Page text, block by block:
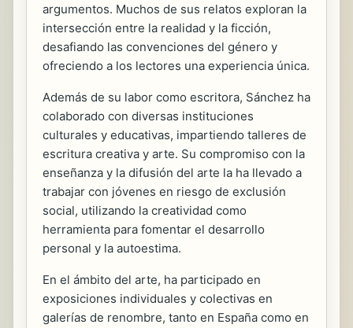
argumentos. Muchos de sus relatos exploran la
intersección entre la realidad y la ficción,
desafiando las convenciones del género y
ofreciendo a los lectores una experiencia única.
Además de su labor como escritora, Sánchez ha
colaborado con diversas instituciones
culturales y educativas, impartiendo talleres de
escritura creativa y arte. Su compromiso con la
enseñanza y la difusión del arte la ha llevado a
trabajar con jóvenes en riesgo de exclusión
social, utilizando la creatividad como
herramienta para fomentar el desarrollo
personal y la autoestima.
En el ámbito del arte, ha participado en
exposiciones individuales y colectivas en
galerías de renombre, tanto en España como en